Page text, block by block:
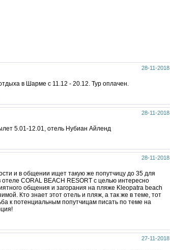
28-11-2018
в Шарме с 11.12 - 20.12. Тур оплачен.
28-11-2018
5.01-12.01, отель Нубиан Айленд
28-11-2018
и в общении ищет такую же попутчицу до 35 для
отеле CORAL BEACH RESORT с целью интересно
общения и загорания на пляже Kleopatra beach
Кто знает этот отель и пляж, а так же в теме, тот
к потенциальным попутчицам писать по теме на
27-11-2018